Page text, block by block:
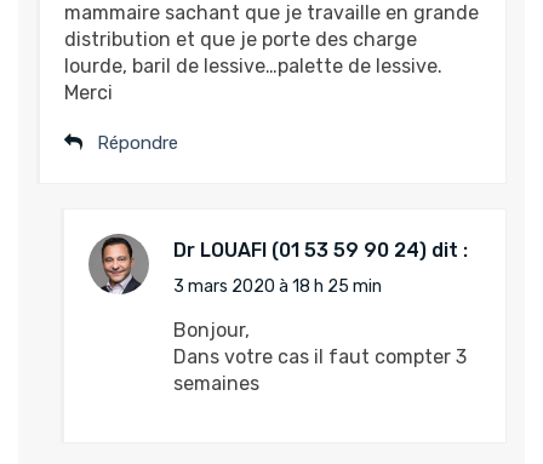
mammaire sachant que je travaille en grande
distribution et que je porte des charge
lourde, baril de lessive…palette de lessive.
Merci
Répondre
Dr LOUAFI dit :
3 mars 2020 à 18 h 25 min
Bonjour,
Dans votre cas il faut compter 3
semaines